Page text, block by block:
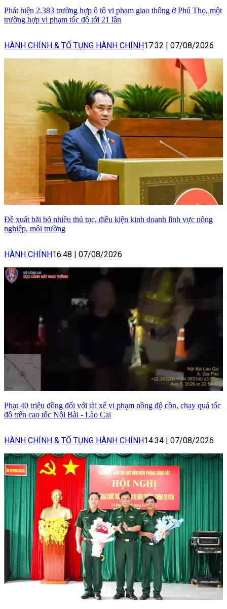
Phát hiện 2.383 trường hợp ô tô vi phạm giao thông ở Phú Thọ, một
trường hợp vi phạm tốc độ tới 21 lần
HÀNH CHÍNH & TỐ TỤNG HÀNH CHÍNH17:32 07/08/2026
Đề xuất bãi bỏ nhiều thủ tục, điều kiện kinh doanh lĩnh vực nông
nghiệp, môi trường
HÀNH CHÍNH16:48 07/08/2026
Phạt 40 triệu đồng đối với tài xế vi phạm nồng độ cồn, chạy quá tốc
độ trên cao tốc Nội Bài - Lào Cai
HÀNH CHÍNH & TỐ TỤNG HÀNH CHÍNH14:34 | 07/08/2026